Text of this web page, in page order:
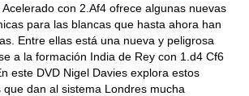
con 2.Af4 ofrece algunas nuevas
para las blancas que hasta ahora han
Entre ellas está una nueva y peligrosa
a la formación India de Rey con 1.d4 Cf6
este DVD Nigel Davies explora estos
dan al sistema Londres mucha